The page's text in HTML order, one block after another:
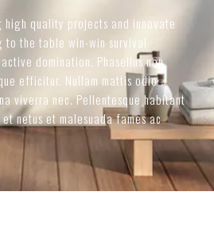
quality projects and innovate
to the table win-win survival
domination. Phasellus non
efficitur. Nullam mattis odio
viverra nec. Pellentesque habitant
netus et malesuada fames ac